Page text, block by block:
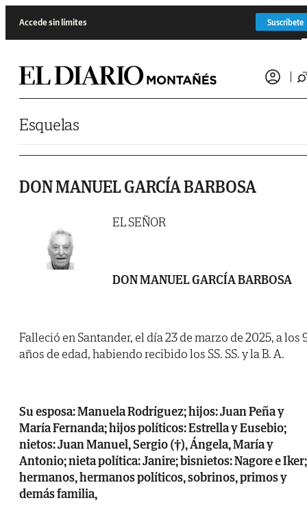
Accede sin límites Suscríbete
Esquelas
DON MANUEL GARCÍA BARBOSA
EL SEÑOR
DON MANUEL GARCÍA BARBOSA
Falleció en Santander, el día 23 de marzo de 2025, a los
años de edad, habiendo recibido los SS. SS. y la B. A.
Su esposa: Manuela Rodríguez; hijos: Juan Peña y
María Fernanda; hijos políticos: Estrella y Eusebio;
nietos: Juan Manuel, Sergio (†), Ángela, María y
Antonio; nieta política: Janire; bisnietos: Nagore e Iker;
hermanos, hermanos políticos, sobrinos, primos y
demás familia,